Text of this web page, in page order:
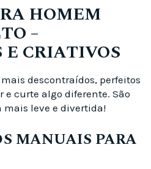
HOMEM
–
E CRIATIVOS
descontraídos, perfeitos
curte algo diferente. São
leve e divertida!
MANUAIS PARA